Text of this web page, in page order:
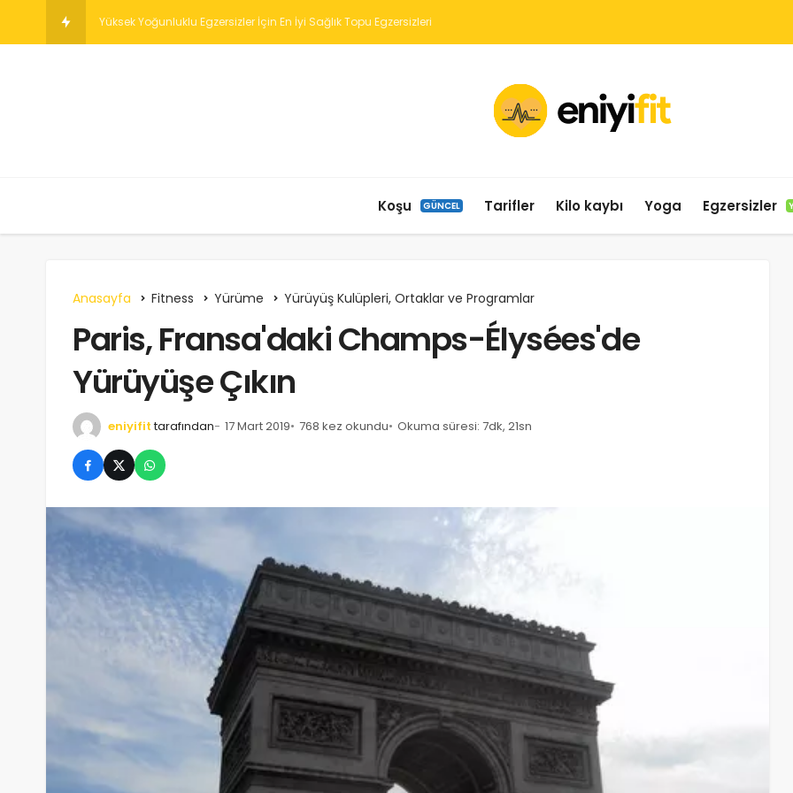
Yanan Ayakları veya Uyuşm
Koşu GÜNCEL Tarifler Kilo kaybı Yoga Egzersizler
Anasayfa Fitness Yürüme Yürüyüş Kulüpleri, Ortaklar ve Programlar
Paris, Fransa'daki Champs-Élysées'de
Yürüyüşe Çıkın
eniyifit tarafından 17 Mart 2019 768 kez okundu Okuma süresi: 7dk, 21sn